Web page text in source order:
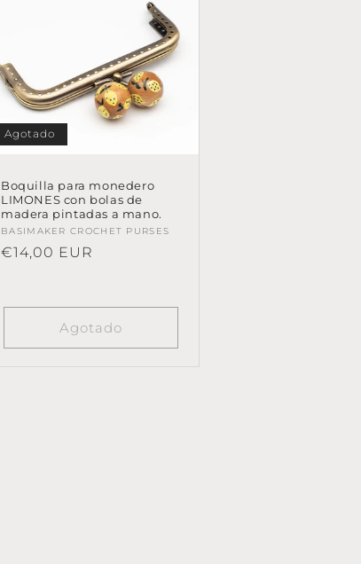
Agotado
Boquilla para monedero
LIMONES con bolas de
madera pintadas a mano.
Proveedor:
BASIMAKER CROCHET PURSES
Precio
€14,00 EUR
Agotado